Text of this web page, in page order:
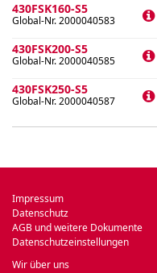
430FSK160-S5
Global-Nr. 2000040583
430FSK200-S5
Global-Nr. 2000040585
430FSK250-S5
Global-Nr. 2000040587
Impressum
Datenschutz
AGB und weitere Dokumente
Datenschutzeinstellungen
Wir über uns